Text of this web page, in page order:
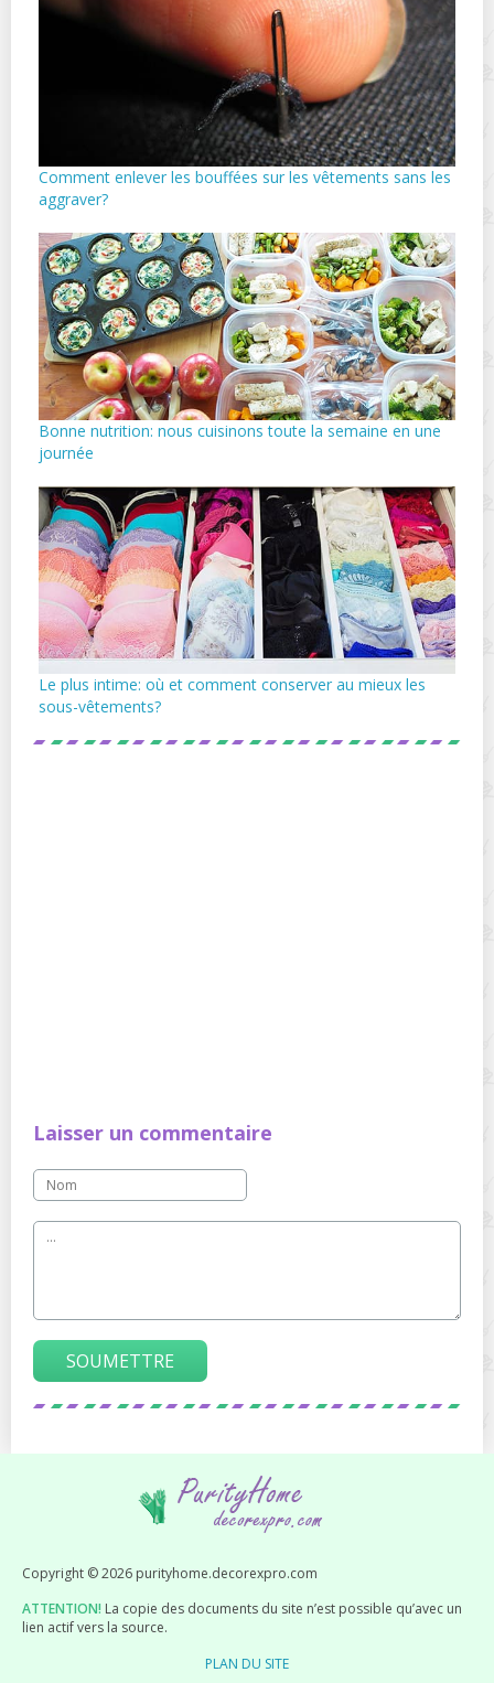
Comment enlever les bouffées sur les vêtements sans les
aggraver?
Bonne nutrition: nous cuisinons toute la semaine en une
journée
Le plus intime: où et comment conserver au mieux les
sous-vêtements?
Laisser un commentaire
SOUMETTRE
Copyright © 2026 purityhome.decorexpro.com
ATTENTION! La copie des documents du site n’est possible qu’avec un
lien actif vers la source.
PLAN DU SITE